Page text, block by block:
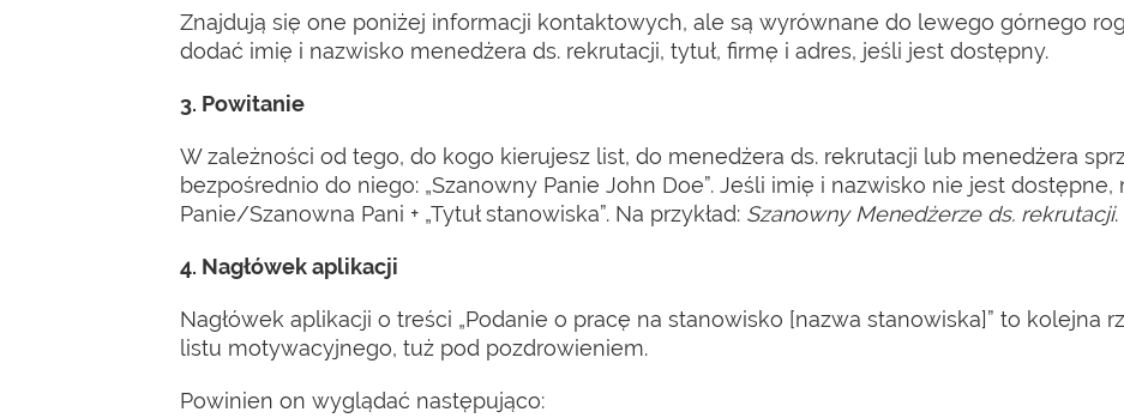
Znajdują się one poniżej informacji kontaktowych, ale są wyrównane do lewego górnego
dodać imię i nazwisko menedżera ds. rekrutacji, tytuł, firmę i adres, jeśli jest dostępny.
3. Powitanie
W zależności od tego, do kogo kierujesz list, do menedżera ds. rekrutacji lub menedżera
bezpośrednio do niego: „Szanowny Panie John Doe”. Jeśli imię i nazwisko nie jest
Panie/Szanowna Pani + „Tytuł stanowiska”. Na przykład: Szanowny Menedżerze ds. rekrutacji.
4. Nagłówek aplikacji
Nagłówek aplikacji o treści „Podanie o pracę na stanowisko [nazwa stanowiska]” to kolejna
listu motywacyjnego, tuż pod pozdrowieniem.
Powinien on wyglądać następująco: